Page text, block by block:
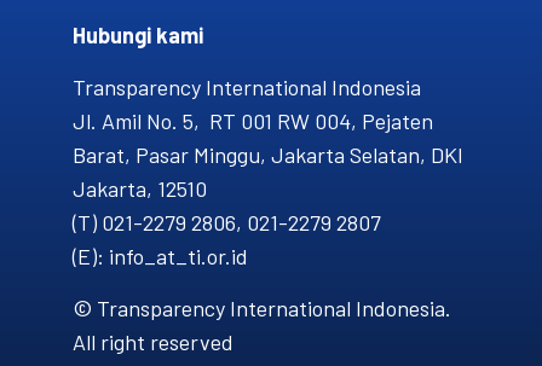
Hubungi kami​
Transparency International Indonesia
Jl. Amil No. 5, RT 001 RW 004, Pejaten
Barat, Pasar Minggu, Jakarta Selatan, DKI
Jakarta, 12510
(T) 021-2279 2806, 021-2279 2807
(E): info_at_ti.or.id
© Transparency International Indonesia.
All right reserved